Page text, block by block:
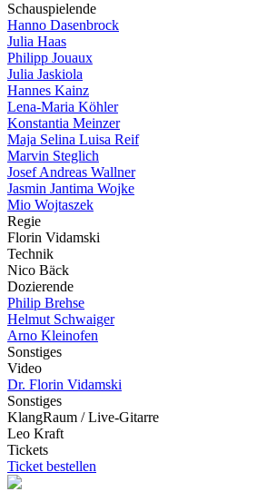
Schauspielende
Hanno Dasenbrock
Julia Haas
Philipp Jouaux
Julia Jaskiola
Hannes Kainz
Lena-Maria Köhler
Konstantia Meinzer
Maja Selina Luisa Reif
Marvin Steglich
Josef Andreas Wallner
Jasmin Jantima Wojke
Mio Wojtaszek
Regie
Florin Vidamski
Technik
Nico Bäck
Dozierende
Philip Brehse
Helmut Schwaiger
Arno Kleinofen
Sonstiges
Video
Dr. Florin Vidamski
Sonstiges
KlangRaum / Live-Gitarre
Leo Kraft
Tickets
Ticket bestellen